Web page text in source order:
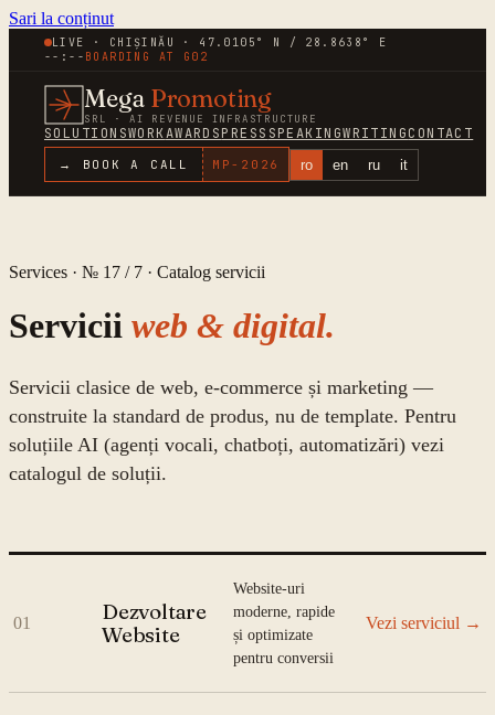
Sari la conținut
LIVE · CHIȘINĂU · 47.0105° N / 28.8638° E
--:-- BOARDING AT G02
Mega Promoting
SRL · AI REVENUE INFRASTRUCTURE
SOLUTIONSWORKAWARDSPRESS SPEAKINGWRITINGCONTACT
→ BOOK A CALL MP- 2026 ro en ru it
Services · № 17 / 7 · Catalog servicii
Servicii web & digital.
Servicii clasice de web, e-commerce și marketing —
construite la standard de produs, nu de template. Pentru
soluțiile AI (agenți vocali, chatboți, automatizări) vezi
catalogul de soluții.
01
Dezvoltare
Website
Website-uri
moderne, rapide
și optimizate
pentru conversii
Vezi serviciul→